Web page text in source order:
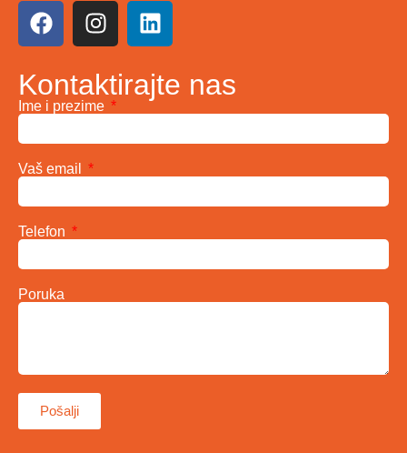
Kontaktirajte nas
Ime i prezime
Vaš email
Telefon
Poruka
Pošalji